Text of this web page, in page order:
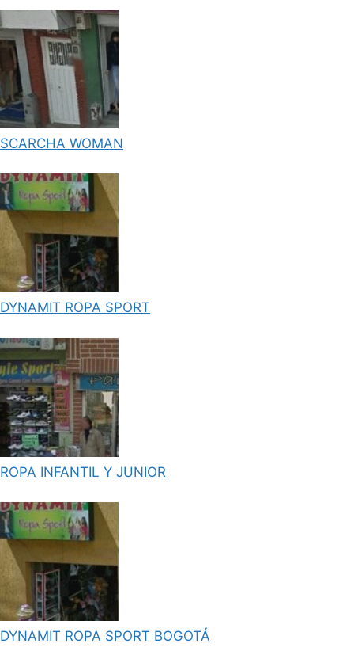
SCARCHA WOMAN
DYNAMIT ROPA SPORT
ROPA INFANTIL Y JUNIOR
DYNAMIT ROPA SPORT BOGOTÁ